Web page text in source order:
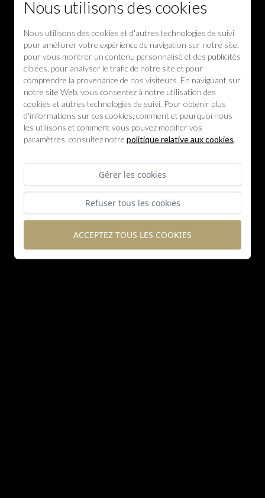
Nous utilisons des cookies
Nous utilisons des cookies et d'autres technologies de suivi
pour améliorer votre expérience de navigation sur notre site,
pour vous montrer un contenu personnalisé et des publicités
ciblées, pour analyser le trafic de notre site et pour
comprendre la provenance de nos visiteurs. En naviguant sur
notre site Web, vous consentez à notre utilisation des
cookies et autres technologies de suivi. Pour obtenir plus
d'informations sur ces cookies, comment et pourquoi nous
les utilisons et comment vous pouvez modifier vos
paramètres, consultez notre politique relative aux cookies
Gérer les cookies
Refuser tous les cookies
ACCEPTEZ TOUS LES COOKIES